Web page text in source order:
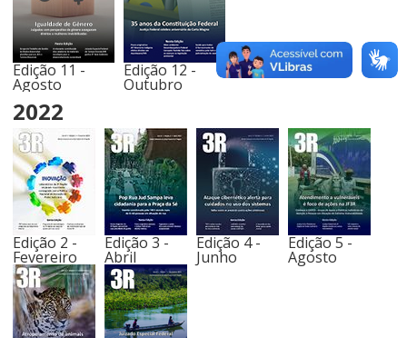
Edição 11 -
Agosto
Edição 12 -
Outubro
2022
Edição 2 -
Fevereiro
Edição 3 -
Abril
Edição 4 -
Junho
Edição 5 -
Agosto